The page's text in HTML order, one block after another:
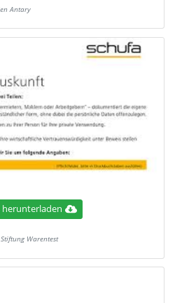
Antary
herunterladen
Warentest